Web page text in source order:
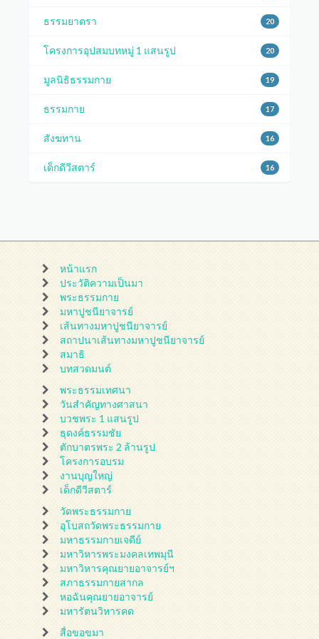
ธรรมยาตรา 20
โครงการอุปสมบทหมู่ 1 แสนรูป 20
มูลนิธิธรรมกาย 19
ธรรมกาย 17
สังฆทาน 16
เด็กดีวีสตาร์ 16
หน้าแรก
ประวัติความเป็นมา
พระธรรมกาย
มหาปูชนียาจารย์
เส้นทางมหาปูชนียาจารย์
สถาปนาเส้นทางมหาปูชนียาจารย์
สมาธิ
บทสวดมนต์
พระธรรมเทศนา
วันสำคัญทางศาสนา
บวชพระ 1 แสนรูป
ธุดงค์ธรรมชัย
ตักบาตรพระ 2 ล้านรูป
โครงการอบรม
งานบุญใหญ่
เด็กดีวีสตาร์
วัดพระธรรมกาย
อุโบสถวัดพระธรรมกาย
มหาธรรมกายเจดีย์
มหาวิหารพระมงคลเทพมุนี
มหาวิหารคุณยายอาจารย์ฯ
สภาธรรมกายสากล
หอฉันคุณยายอาจารย์
มหารัตนวิหารคด
สื่อขอขมา